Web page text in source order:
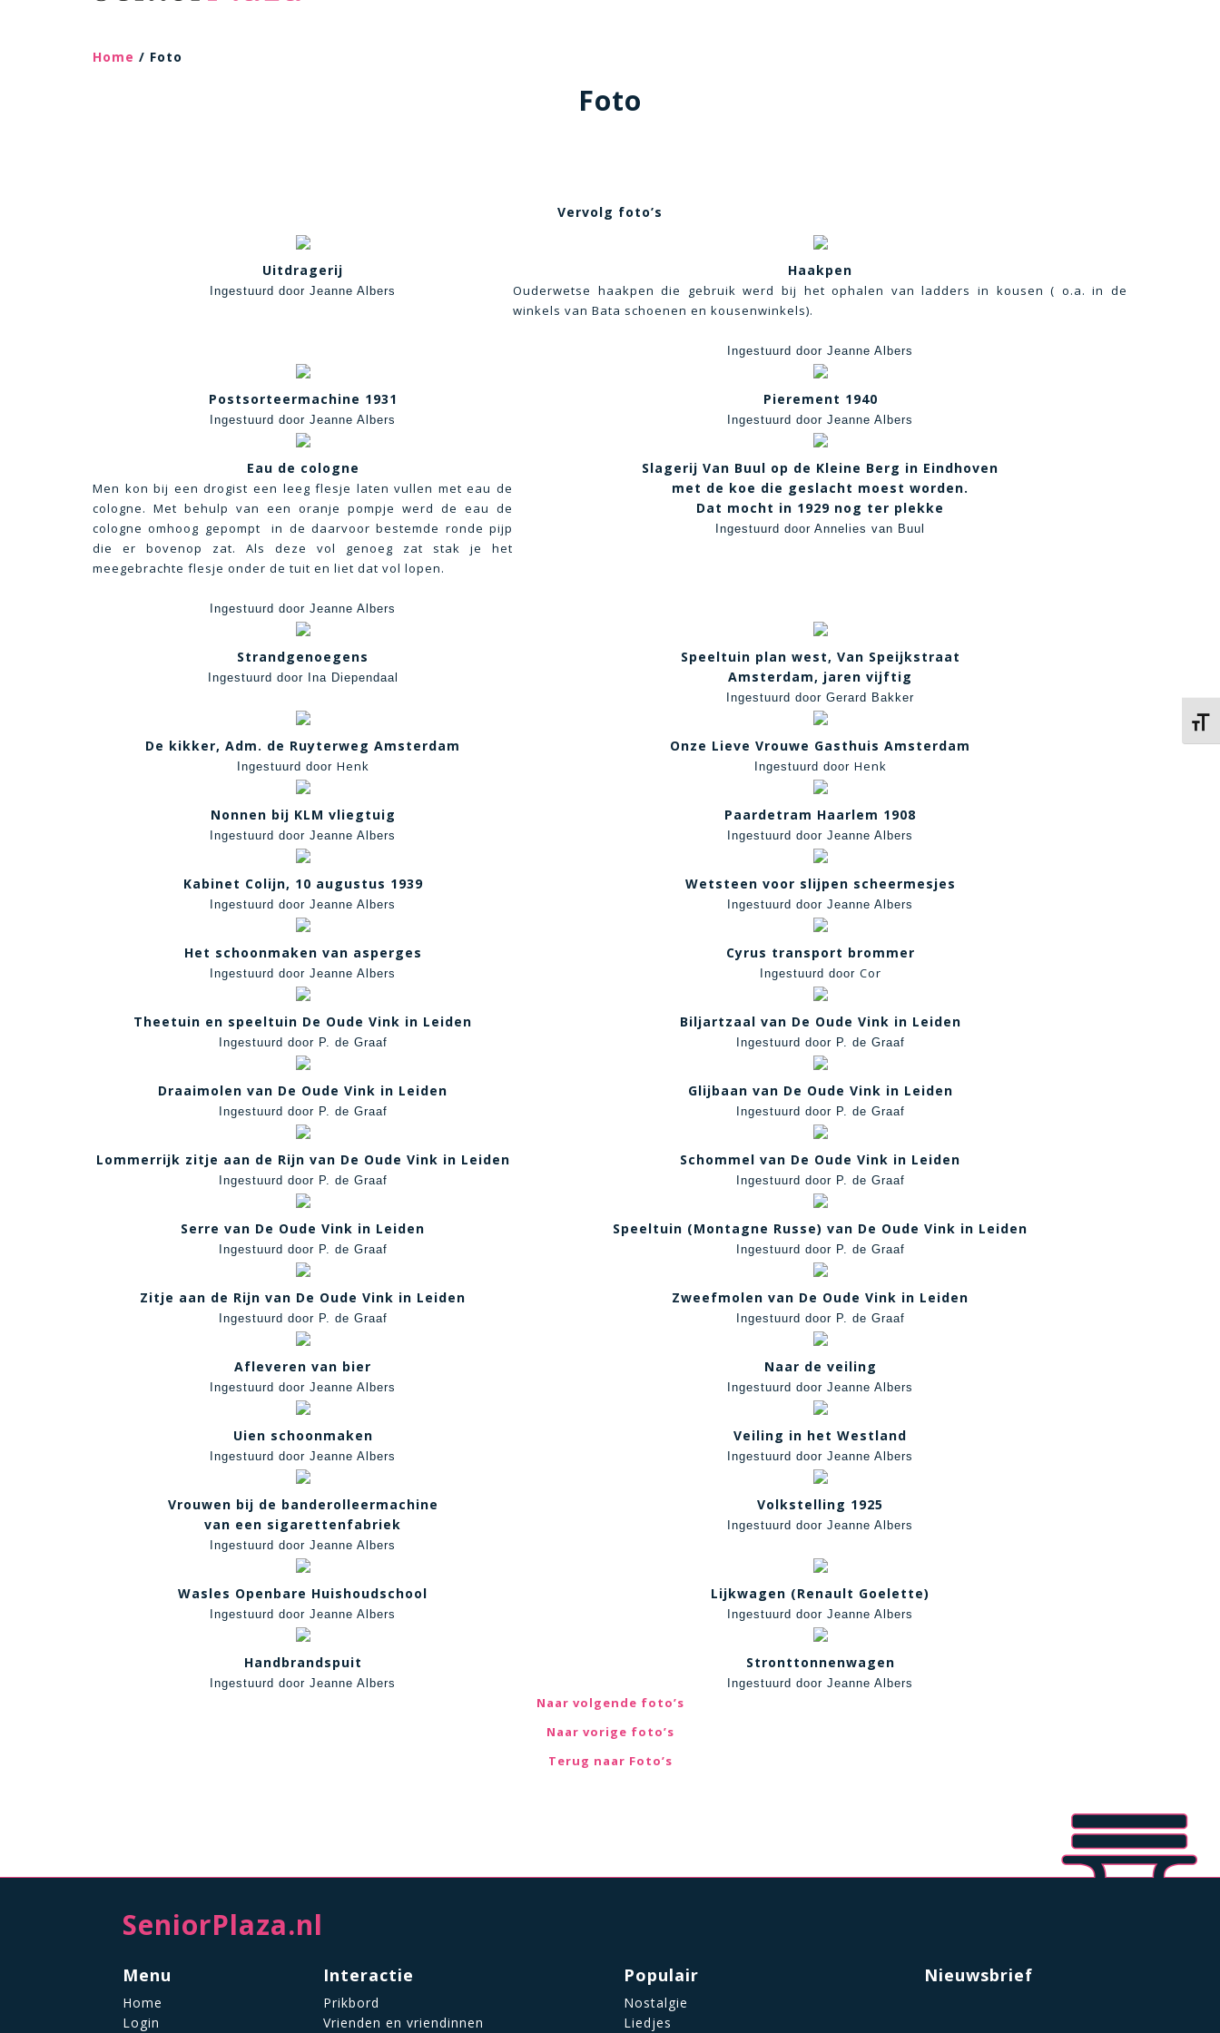
Home / Foto
Foto
Vervolg foto’s
Uitdragerij
Ingestuurd door Jeanne Albers
Haakpen
Ouderwetse haakpen die gebruik werd bij het ophalen van ladders in kousen ( o.a. in de
winkels van Bata schoenen en kousenwinkels).
Ingestuurd door Jeanne Albers
Postsorteermachine 1931
Ingestuurd door Jeanne Albers
Pierement 1940
Ingestuurd door Jeanne Albers
Eau de cologne
Men kon bij een drogist een leeg flesje laten vullen met eau de
cologne. Met behulp van een oranje pompje werd de eau de
cologne omhoog gepompt in de daarvoor bestemde ronde pijp
die er bovenop zat. Als deze vol genoeg zat stak je het
meegebrachte flesje onder de tuit en liet dat vol lopen.
Ingestuurd door Jeanne Albers
Slagerij Van Buul op de Kleine Berg in Eindhoven
met de koe die geslacht moest worden.
Dat mocht in 1929 nog ter plekke
Ingestuurd door Annelies van Buul
Strandgenoegens
Ingestuurd door Ina Diependaal
Speeltuin plan west, Van Speijkstraat
Amsterdam, jaren vijftig
Ingestuurd door Gerard Bakker
De kikker, Adm. de Ruyterweg Amsterdam
Ingestuurd door Henk
Onze Lieve Vrouwe Gasthuis Amsterdam
Ingestuurd door Henk
Nonnen bij KLM vliegtuig
Ingestuurd door Jeanne Albers
Paardetram Haarlem 1908
Ingestuurd door Jeanne Albers
Kabinet Colijn, 10 augustus 1939
Ingestuurd door Jeanne Albers
Wetsteen voor slijpen scheermesjes
Ingestuurd door Jeanne Albers
Het schoonmaken van asperges
Ingestuurd door Jeanne Albers
Cyrus transport brommer
Ingestuurd door Cor
Theetuin en speeltuin De Oude Vink in Leiden
Ingestuurd door P. de Graaf
Biljartzaal van De Oude Vink in Leiden
Ingestuurd door P. de Graaf
Draaimolen van De Oude Vink in Leiden
Ingestuurd door P. de Graaf
Glijbaan van De Oude Vink in Leiden
Ingestuurd door P. de Graaf
Lommerrijk zitje aan de Rijn van De Oude Vink in Leiden
Ingestuurd door P. de Graaf
Schommel van De Oude Vink in Leiden
Ingestuurd door P. de Graaf
Serre van De Oude Vink in Leiden
Ingestuurd door P. de Graaf
Speeltuin (Montagne Russe) van De Oude Vink in Leiden
Ingestuurd door P. de Graaf
Zitje aan de Rijn van De Oude Vink in Leiden
Ingestuurd door P. de Graaf
Zweefmolen van De Oude Vink in Leiden
Ingestuurd door P. de Graaf
Afleveren van bier
Ingestuurd door Jeanne Albers
Naar de veiling
Ingestuurd door Jeanne Albers
Uien schoonmaken
Ingestuurd door Jeanne Albers
Veiling in het Westland
Ingestuurd door Jeanne Albers
Vrouwen bij de banderolleermachine
van een sigarettenfabriek
Ingestuurd door Jeanne Albers
Volkstelling 1925
Ingestuurd door Jeanne Albers
Wasles Openbare Huishoudschool
Ingestuurd door Jeanne Albers
Lijkwagen (Renault Goelette)
Ingestuurd door Jeanne Albers
Handbrandspuit
Ingestuurd door Jeanne Albers
Stronttonnenwagen
Ingestuurd door Jeanne Albers
Naar volgende foto’s
Naar vorige foto’s
Terug naar Foto’s
SeniorPlaza.nl
Menu
Home
Login
Interactie
Prikbord
Vrienden en vriendinnen
Populair
Nostalgie
Liedjes
Nieuwsbrief